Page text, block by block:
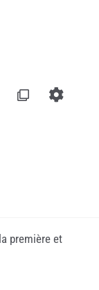
Rechercher
première et